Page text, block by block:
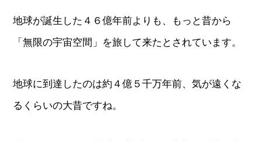
地球が誕生した４６億年前よりも、もっと昔から
「無限の宇宙空間」を旅して来たとされています。
地球に到達したのは約４億５千万年前、気が遠くな
るくらいの大昔ですね。